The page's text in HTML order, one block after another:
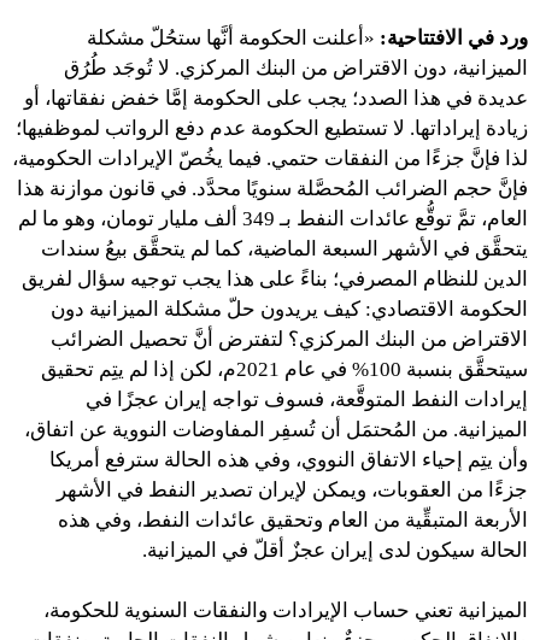
ورد في الافتتاحية: «أعلنت الحكومة أنَّها ستحُلّ مشكلة
الميزانية، دون الاقتراض من البنك المركزي. لا تُوجَد طُرُق
عديدة في هذا الصدد؛ يجب على الحكومة إمَّا خفض نفقاتها، أو
زيادة إيراداتها. لا تستطيع الحكومة عدم دفع الرواتب لموظفيها؛
لذا فإنَّ جزءًا من النفقات حتمي. فيما يخُصّ الإيرادات الحكومية،
فإنَّ حجم الضرائب المُحصَّلة سنويًا محدَّد. في قانون موازنة هذا
العام، تمَّ توقُّع عائدات النفط بـ 349 ألف مليار تومان، وهو ما لم
يتحقَّق في الأشهر السبعة الماضية، كما لم يتحقَّق بيعُ سندات
الدين للنظام المصرفي؛ بناءً على هذا يجب توجيه سؤال لفريق
الحكومة الاقتصادي: كيف يريدون حلّ مشكلة الميزانية دون
الاقتراض من البنك المركزي؟ لتفترض أنَّ تحصيل الضرائب
سيتحقَّق بنسبة 100% في عام 2021م، لكن إذا لم يتِم تحقيق
إيرادات النفط المتوقَّعة، فسوف تواجه إيران عجزًا في
الميزانية. من المُحتمَل أن تُسفِر المفاوضات النووية عن اتفاق،
وأن يتِم إحياء الاتفاق النووي، وفي هذه الحالة سترفع أمريكا
جزءًا من العقوبات، ويمكن لإيران تصدير النفط في الأشهر
الأربعة المتبقِّية من العام وتحقيق عائدات النفط، وفي هذه
الحالة سيكون لدى إيران عجزٌ أقلّ في الميزانية.
الميزانية تعني حساب الإيرادات والنفقات السنوية للحكومة،